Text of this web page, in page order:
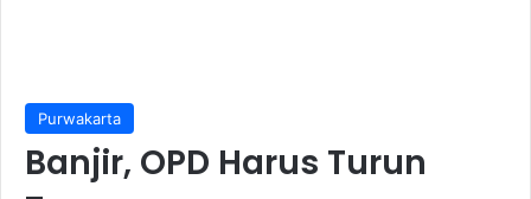
Purwakarta
Banjir, OPD Harus Turun